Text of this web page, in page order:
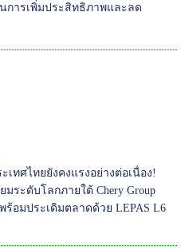
การเพิ่มประสิทธิภาพและลด
ทศไทยยังคงแรงอย่างต่อเนื่อง!
ระดับโลกภายใต้ Chery Group
ร้อมประเดิมตลาดด้วย LEPAS L6